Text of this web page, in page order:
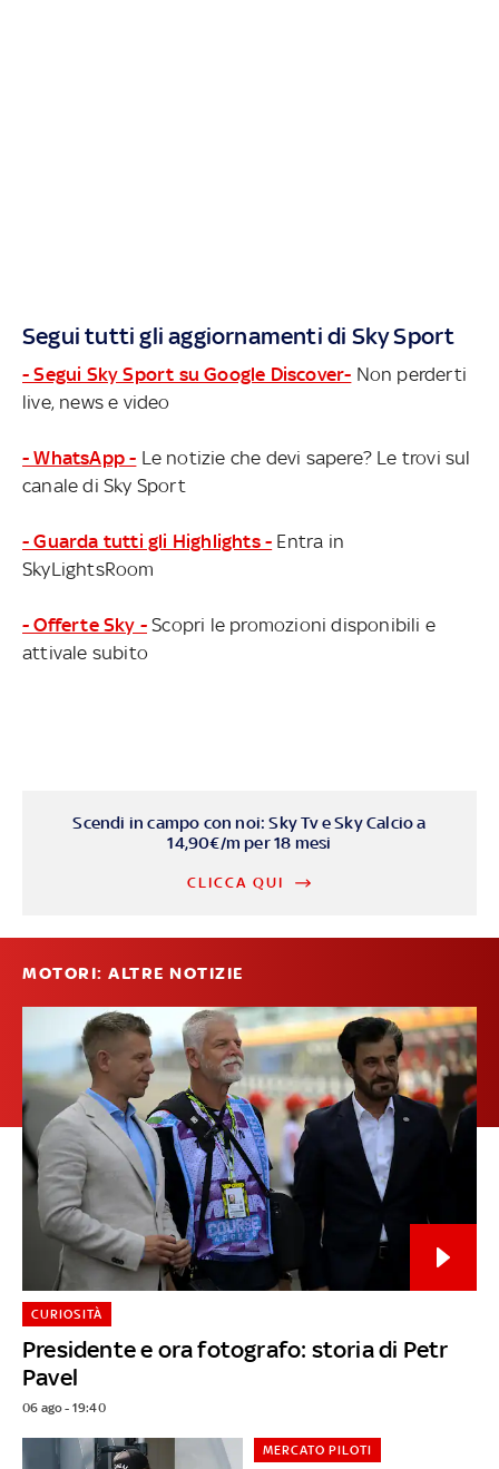
Segui tutti gli aggiornamenti di Sky Sport
- Segui Sky Sport su Google Discover- Non perderti
live, news e video
- WhatsApp - Le notizie che devi sapere? Le trovi sul
canale di Sky Sport
- Guarda tutti gli Highlights - Entra in
SkyLightsRoom
- Offerte Sky - Scopri le promozioni disponibili e
attivale subito
Scendi in campo con noi: Sky Tv e Sky Calcio a
14,90€/m per 18 mesi
CLICCA QUI
MOTORI: ALTRE NOTIZIE
Presidente e ora fotografo: storia di Petr
Pavel
CURIOSITÀ
06 ago - 19:40
MERCATO PILOTI